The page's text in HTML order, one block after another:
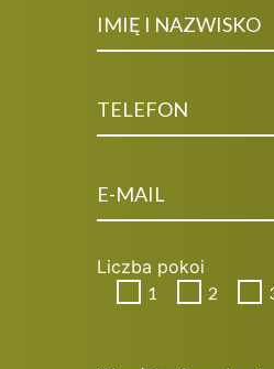
Liczba pokoi
1 2